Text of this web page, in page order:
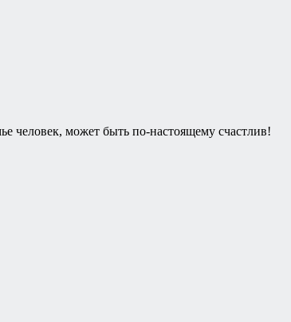
человек, может быть по-настоящему счастлив!